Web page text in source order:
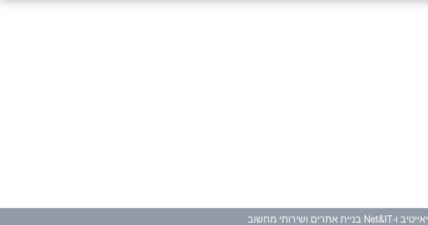
ו-Net&IT בניית אתרים ושירותי מחשוב